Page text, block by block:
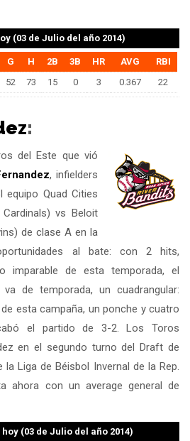
(03 de Julio del año 2014)
G H 2B 3B HR AVG
RBI
52 73 15 0 3 0.367 22
:
del Este que vió
, infielders
equipo Quad Cities
vs Beloit
de clase A en la
al bate: con 2 hits,
imparable de esta temporada, el
de temporada, un cuadrangular:
esta campaña, un ponche y cuatro
el partido de 3-2. Los Toros
en el segundo turno del Draft de
Liga de Béisbol Invernal de la Rep.
ahora con un average general de
(03 de Julio del año 2014)